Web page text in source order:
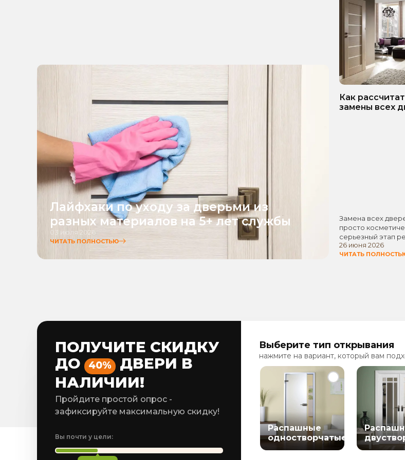
Лайфхаки по уходу за дверьми из
разных материалов на 5+ лет службы
03 июля 2026
ЧИТАТЬ ПОЛНОСТЬЮ
Как
замены всех
Замена всех
просто
серьезный этап
26 июня 2026
ЧИТАТЬ
ПОЛУЧИТЕ СКИДКУ
ДО
40%
ДВЕРИ В
НАЛИЧИИ!
Пройдите простой опрос -
зафиксируйте максимальную скидку!
Вы почти у цели:
Выберите тип открывания
нажмите на вариант, который вам
Распашные
одностворчатые